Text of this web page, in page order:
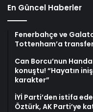
En Güncel Haberler
Fenerbahçe ve
Tottenham’a
Can Borcu’nun
konuştu! “Hayatın
karakter”
İYİ Parti’den istifa
Öztürk, AK Parti’ye